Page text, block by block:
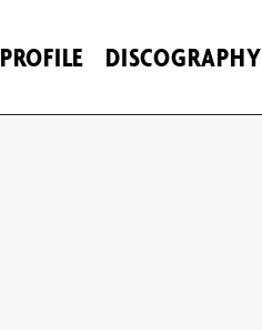
PROFILE DISCOGRAPHY